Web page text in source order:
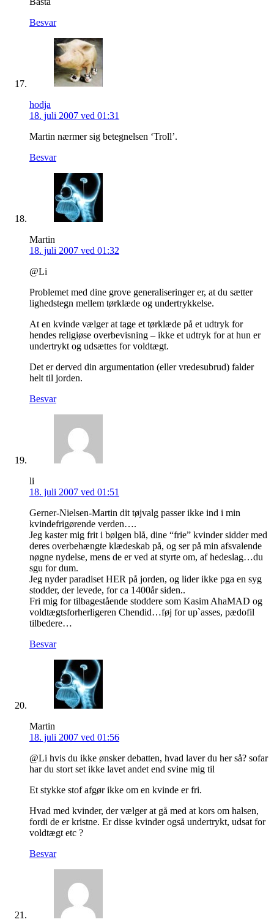
Besvar
hodja
18. juli 2007 ved 01:31
Martin nærmer sig betegnelsen ‘Troll’.
Besvar
Martin
18. juli 2007 ved 01:32
@Li
Problemet med dine grove generaliseringer er, at du sætter
lighedstegn mellem tørklæde og undertrykkelse.
At en kvinde vælger at tage et tørklæde på et udtryk for
hendes religiøse overbevisning – ikke et udtryk for at hun er
undertrykt og udsættes for voldtægt.
Det er derved din argumentation (eller vredesubrud) falder
helt til jorden.
Besvar
li
18. juli 2007 ved 01:51
Gerner-Nielsen-Martin dit tøjvalg passer ikke ind i min
kvindefrigørende verden….
Jeg kaster mig frit i bølgen blå, dine “frie” kvinder sidder med
deres overbehængte klædeskab på, og ser på min afsvalende
nøgne nydelse, mens de er ved at styrte om, af hedeslag…du
sgu for dum.
Jeg nyder paradiset HER på jorden, og lider ikke pga en syg
stodder, der levede, for ca 1400år siden..
Fri mig for tilbagestående stoddere som Kasim AhaMAD og
voldtægtsforherligeren Chendid…føj for up`asses, pædofil
tilbedere…
Besvar
Martin
18. juli 2007 ved 01:56
@Li hvis du ikke ønsker debatten, hvad laver du her så? sofar
har du stort set ikke lavet andet end svine mig til
Et stykke stof afgør ikke om en kvinde er fri.
Hvad med kvinder, der vælger at gå med at kors om halsen,
fordi de er kristne. Er disse kvinder også undertrykt, udsat for
voldtægt etc ?
Besvar